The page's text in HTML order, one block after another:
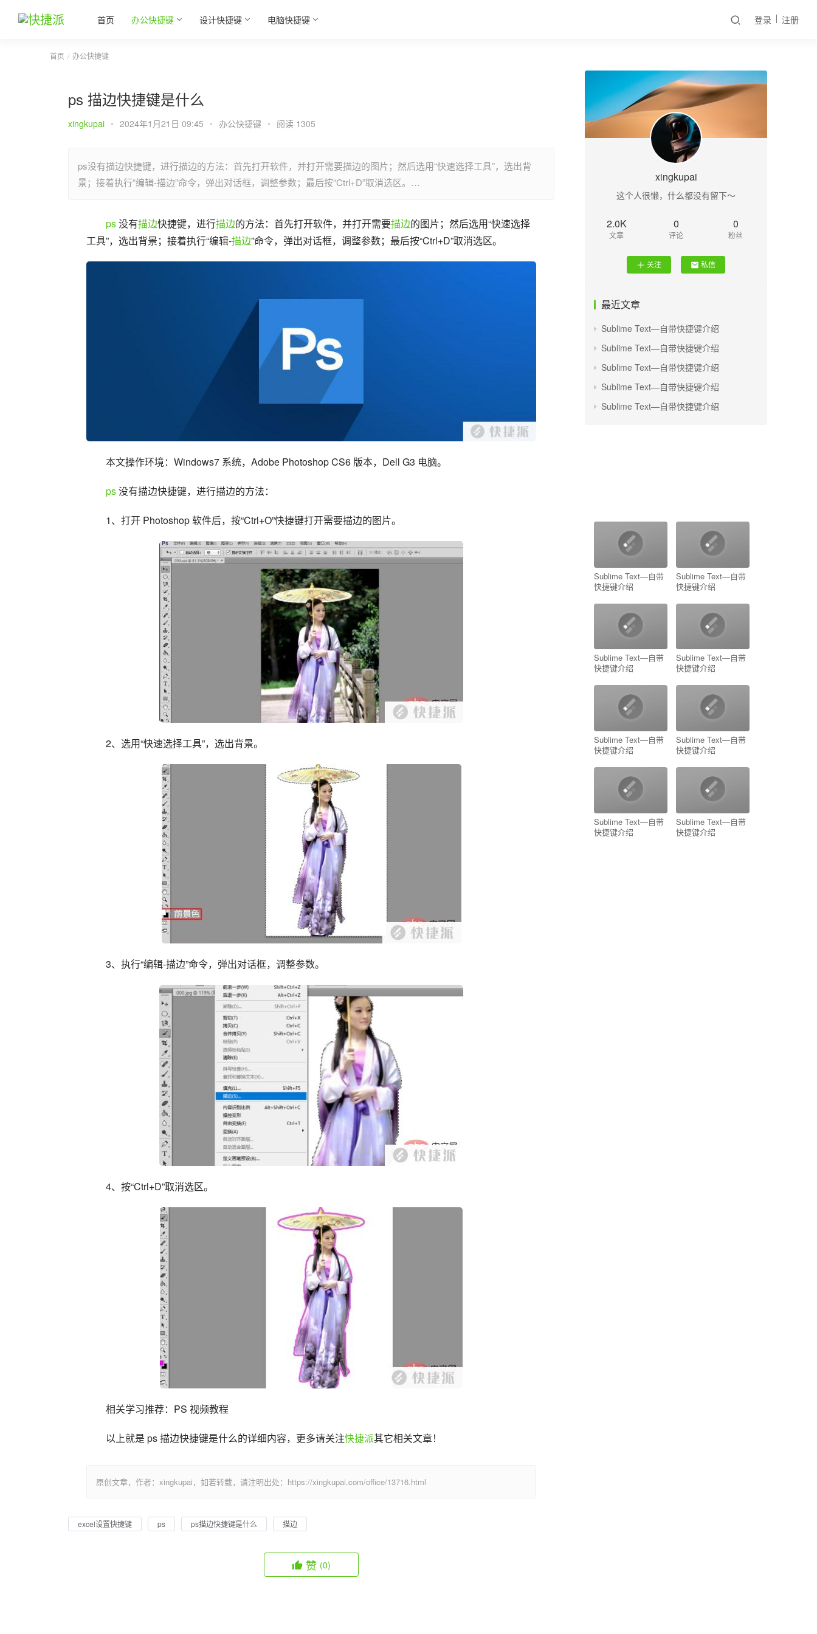
首页 办公快捷键 设计快捷键 电脑快捷键 登录 注册
首页 办公快捷键
ps 描边快捷键是什么
xingkupai • 2024年1月21日 09:45 • 办公快捷键 • 阅读 1305
ps没有描边快捷键，进行描边的方法：首先打开软件，并打开需要描边的图片；然后选用“快速选择工具”，选出背
景；接着执行“编辑-描边”命令，弹出对话框，调整参数；最后按“Ctrl+D”取消选区。…
ps 没有描边快捷键，进行描边的方法：首先打开软件，并打开需要描边的图片；然后选用“快速选择
工具”，选出背景；接着执行“编辑-描边”命令，弹出对话框，调整参数；最后按“Ctrl+D”取消选区。
本文操作环境：Windows7 系统，Adobe Photoshop CS6 版本，Dell G3 电脑。
ps 没有描边快捷键，进行描边的方法：
1、打开 Photoshop 软件后，按“Ctrl+O”快捷键打开需要描边的图片。
2、选用“快速选择工具”，选出背景。
3、执行“编辑-描边”命令，弹出对话框，调整参数。
4、按“Ctrl+D”取消选区。
相关学习推荐：PS 视频教程
以上就是 ps 描边快捷键是什么的详细内容，更多请关注快捷派其它相关文章！
原创文章，作者：xingkupai，如若转载，请注明出处：https://xingkupai.com/office/13716.html
excel设置快捷键 ps ps描边快捷键是什么 描边
赞 (0)
xingkupai
这个人很懒，什么都没有留下～
2.0K
文章
0
评论
0
粉丝
关注 私信
最近文章
Sublime Text—自带快捷键介绍
Sublime Text—自带快捷键介绍
Sublime Text—自带快捷键介绍
Sublime Text—自带快捷键介绍
Sublime Text—自带快捷键介绍
Sublime Text—自带
快捷键介绍
Sublime Text—自带
快捷键介绍
Sublime Text—自带
快捷键介绍
Sublime Text—自带
快捷键介绍
Sublime Text—自带
快捷键介绍
Sublime Text—自带
快捷键介绍
Sublime Text—自带
快捷键介绍
Sublime Text—自带
快捷键介绍